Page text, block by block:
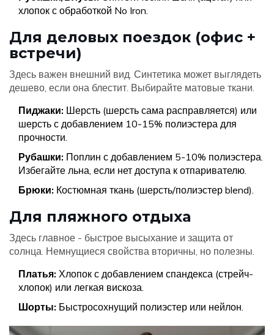
хлопок с обработкой No Iron.
Для деловых поездок (офис +
встречи)
Здесь важен внешний вид. Синтетика может выглядеть
дешево, если она блестит. Выбирайте матовые ткани.
Пиджаки: Шерсть (шерсть сама расправляется) или
шерсть с добавлением 10-15% полиэстера для
прочности.
Рубашки: Поплин с добавлением 5-10% полиэстера.
Избегайте льна, если нет доступа к отпаривателю.
Брюки: Костюмная ткань (шерсть/полиэстер blend).
Для пляжного отдыха
Здесь главное - быстрое высыхание и защита от
солнца. Немнущиеся свойства вторичны, но полезны.
Платья: Хлопок с добавлением спандекса (стрейч-
хлопок) или легкая вискоза.
Шорты: Быстросохнущий полиэстер или нейлон.